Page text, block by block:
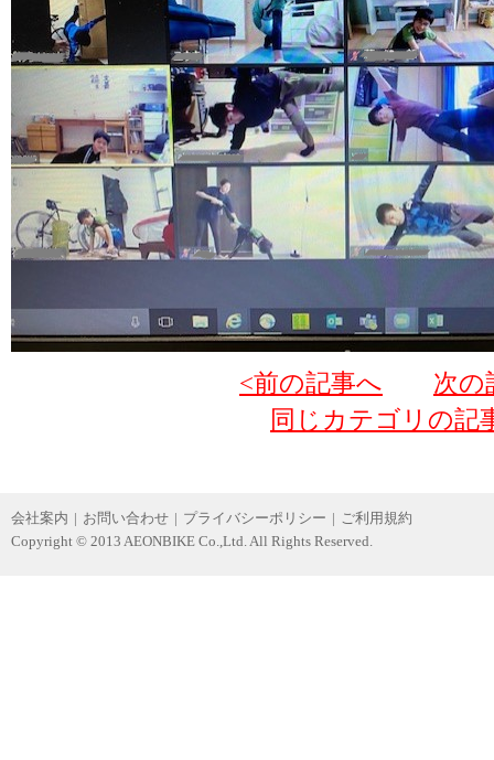
<前の記事へ
次の
同じカテゴリの記
会社案内 | お問い合わせ | プライバシーポリシー | ご利用規約
Copyright © 2013 AEONBIKE Co.,Ltd. All Rights Reserved.